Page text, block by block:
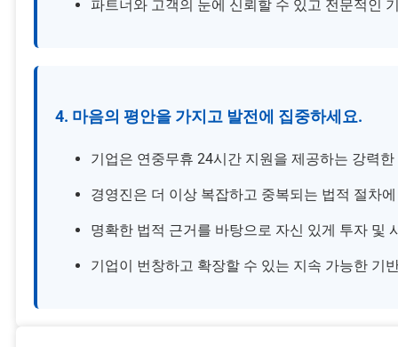
파트너와 고객의 눈에 신뢰할 수 있고 전문적인
4. 마음의 평안을 가지고 발전에 집중하세요.
기업은 연중무휴 24시간 지원을 제공하는 강력
경영진은 더 이상 복잡하고 중복되는 법적 절차
명확한 법적 근거를 바탕으로 자신 있게 투자 및
기업이 번창하고 확장할 수 있는 지속 가능한 기